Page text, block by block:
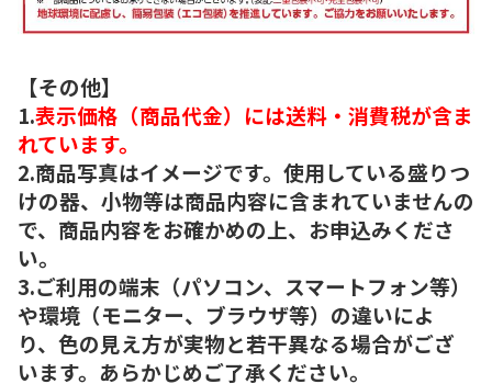
【その他】
1.表示価格（商品代金）には送料・消費税が含ま
れています。
2.商品写真はイメージです。使用している盛りつ
けの器、小物等は商品内容に含まれていませんの
で、商品内容をお確かめの上、お申込みくださ
い。
3.ご利用の端末（パソコン、スマートフォン等）
や環境（モニター、ブラウザ等）の違いによ
り、色の見え方が実物と若干異なる場合がござ
います。あらかじめご了承ください。